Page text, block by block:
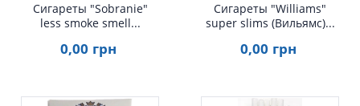
Сигареты "Sobranie"
less smoke smell...
0,00 грн
Сигареты "Williams"
super slims (Вильямс)...
0,00 грн